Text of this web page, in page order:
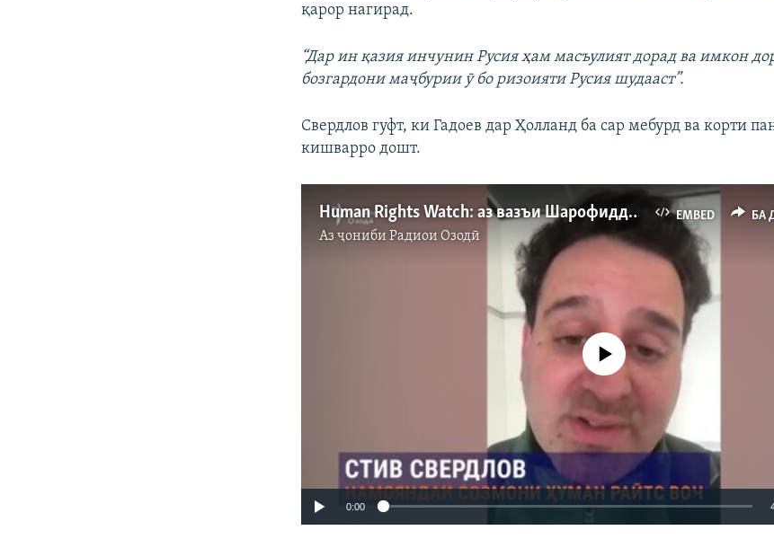
қарор нагирад.
“Дар ин қазия инчунин Русия ҳам масъулият дорад ва имкон
бозгардони маҷбурии ӯ бо ризоияти Русия шудааст”.
Свердлов гуфт, ки Гадоев дар Ҳолланд ба сар мебурд ва корти
кишварро дошт.
EMBED БА
Human Rights Watch: аз вазъи Шарофиддин Гадоев нигарон ҳастем
Аз ҷонибиРадиои Озодӣ
Феълан кор намекунад
0:00